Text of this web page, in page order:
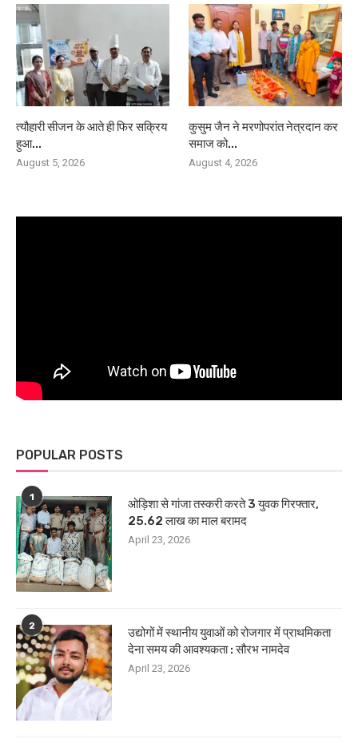
त्यौहारी सीजन के आते ही फिर सक्रिय
हुआ...
August 5, 2026
कुसुम जैन ने मरणोपरांत नेत्रदान कर
समाज को...
August 4, 2026
POPULAR POSTS
1
ओड़िशा से गांजा तस्करी करते 3 युवक गिरफ्तार,
25.62 लाख का माल बरामद
April 23, 2026
2
उद्योगों में स्थानीय युवाओं को रोजगार में प्राथमिकता
देना समय की आवश्यकता : सौरभ नामदेव
April 23, 2026